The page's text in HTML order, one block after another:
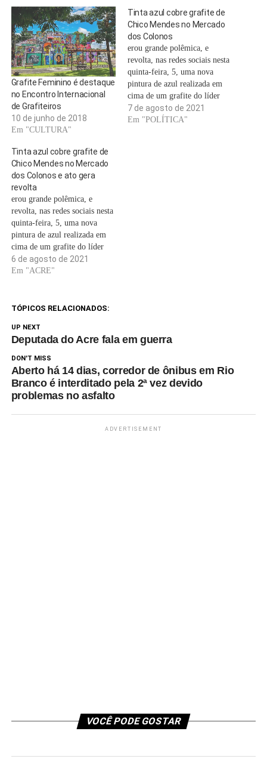
Grafite Feminino é destaque
no Encontro Internacional
de Grafiteiros
10 de junho de 2018
Em "CULTURA"
Tinta azul cobre grafite de
Chico Mendes no Mercado
dos Colonos
erou grande polêmica, e
revolta, nas redes sociais nesta
quinta-feira, 5, uma nova
pintura de azul realizada em
cima de um grafite do líder
ambiental Chico Mendes, no
muro das escadarias do
7 de agosto de 2021
Em "POLÍTICA"
Tinta azul cobre grafite de
Chico Mendes no Mercado
dos Colonos e ato gera
revolta
erou grande polêmica, e
revolta, nas redes sociais nesta
quinta-feira, 5, uma nova
pintura de azul realizada em
cima de um grafite do líder
ambiental Chico Mendes, no
muro das escadarias do
Ainda não se sabe quem foi
do…
6 de agosto de 2021
Em "ACRE"
TÓPICOS RELACIONADOS:
UP NEXT
Deputada do Acre fala em guerra
DON'T MISS
Aberto há 14 dias, corredor de ônibus em Rio
Branco é interditado pela 2ª vez devido
problemas no asfalto
ADVERTISEMENT
VOCÊ PODE GOSTAR